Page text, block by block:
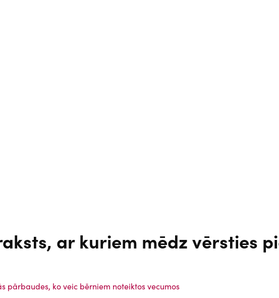
ar kuriem mēdz vērsties
pārbaudes, ko veic bērniem noteiktos vecumos